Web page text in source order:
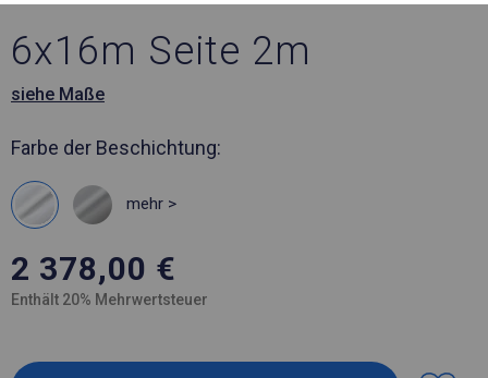
6x16m Seite 2m
siehe Maße
Farbe der Beschichtung:
mehr >
2 378,00 €
Enthält 20% Mehrwertsteuer